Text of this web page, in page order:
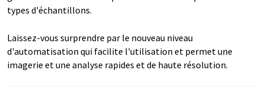
types d'échantillons.
Laissez-vous surprendre par le nouveau niveau
d'automatisation qui facilite l'utilisation et permet une
imagerie et une analyse rapides et de haute résolution.